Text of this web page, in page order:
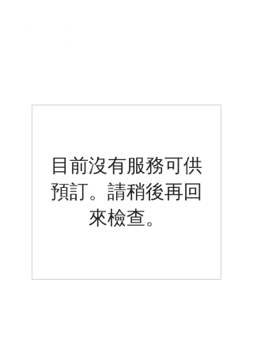
目前沒有服務可供
預訂。請稍後再回
來檢查。